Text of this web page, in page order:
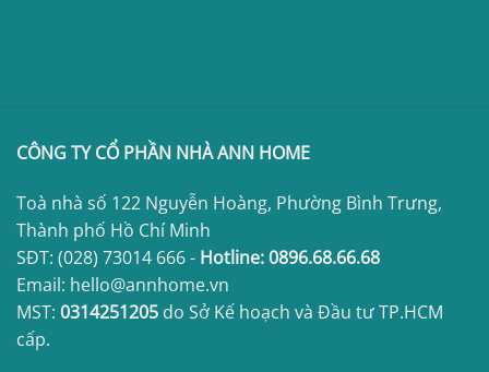
CÔNG TY CỔ PHẦN NHÀ ANN HOME
Toà nhà số 122 Nguyễn Hoàng, Phường Bình Trưng,
Thành phố Hồ Chí Minh
SĐT: (028) 73014 666- Hotline:0896.68.66.68
Email: hello@annhome.vn
MST: 0314251205 do Sở Kế hoạch và Đầu tư TP.HCM
cấp.